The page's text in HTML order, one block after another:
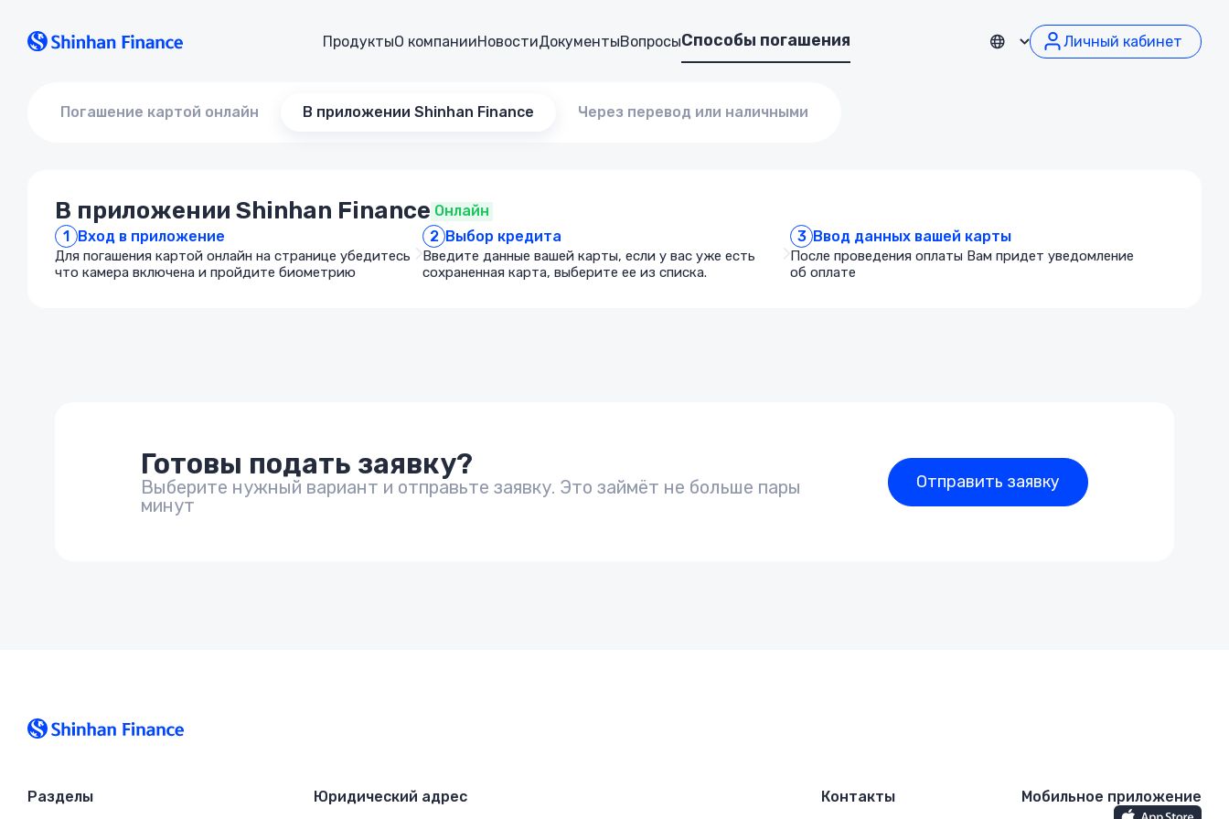
ПродуктыО компанииНовостиДокументыВопросыСпособы погашения Личный кабинет
Погашение картой онлайн В приложении Shinhan Finance Через перевод или наличными
В приложении Shinhan Finance Онлайн
1 Вход в приложение
Для погашения картой онлайн на странице убедитесь
что камера включена и пройдите биометрию
2 Выбор кредита
Введите данные вашей карты, если у вас уже есть
сохраненная карта, выберите ее из списка.
3 Ввод данных вашей карты
После проведения оплаты Вам придет уведомление
об оплате
Готовы подать заявку?
Выберите нужный вариант и отправьте заявку. Это займёт не больше пары
минут
Отправить заявку
Разделы Юридический адрес Контакты Мобильное приложение